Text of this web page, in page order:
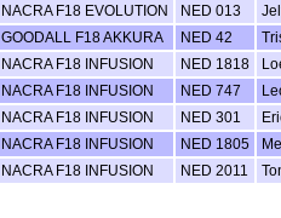
NACRA F18 EVOLUTION NED 013
GOODALL F18 AKKURA NED 42
NACRA F18 INFUSION NED 1818
NACRA F18 INFUSION NED 747
NACRA F18 INFUSION NED 301
NACRA F18 INFUSION NED 1805
NACRA F18 INFUSION NED 2011